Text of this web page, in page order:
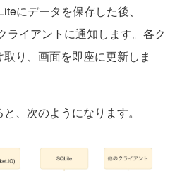
にデータを保存した後、
ライアントに通知します。各ク
り、画面を即座に更新しま
、次のようになります。